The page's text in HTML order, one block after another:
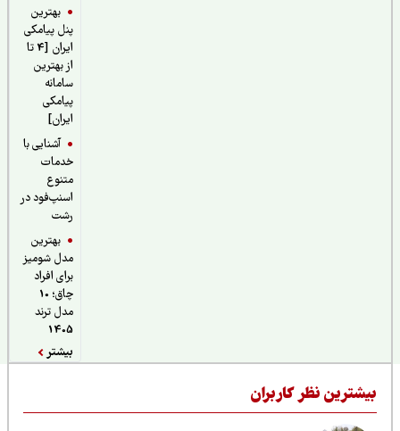
بهترین
پنل پیامکی
ایران [4 تا
از بهترین
سامانه
پیامکی
آشنایی با
خدمات
اسنپ‌فود در
بهترین
مدل شومیز
برای افراد
چاق؛ 10
مدل ترند
نظر کاربران